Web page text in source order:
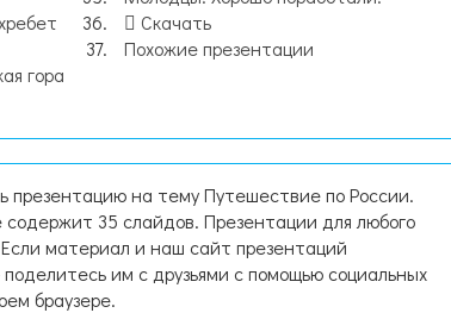
гора
Скачать
Похожие презентации
презентацию на тему Путешествие по России.
35 слайдов. Презентации для любого
материал и наш сайт презентаций
им с друзьями с помощью социальных
браузере.